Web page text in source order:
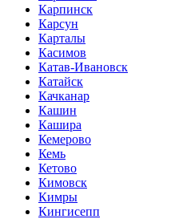
Карпинск
Карсун
Карталы
Касимов
Катав-Ивановск
Катайск
Качканар
Кашин
Кашира
Кемерово
Кемь
Кетово
Кимовск
Кимры
Кингисепп